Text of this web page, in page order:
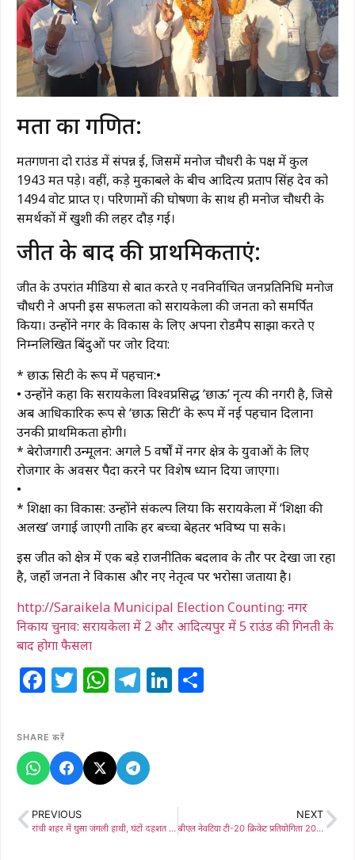
​मतों का गणित:
मतगणना दो राउंड में संपन्न हुई, जिसमें मनोज चौधरी के पक्ष में कुल
1943 मत पड़े। वहीं, कड़े मुकाबले के बीच आदित्य प्रताप सिंह देव को
1494 वोट प्राप्त हुए। परिणामों की घोषणा के साथ ही मनोज चौधरी के
समर्थकों में खुशी की लहर दौड़ गई।
​जीत के बाद की प्राथमिकताएं:
जीत के उपरांत मीडिया से बात करते हुए नवनिर्वाचित जनप्रतिनिधि मनोज
चौधरी ने अपनी इस सफलता को सरायकेला की जनता को समर्पित
किया। उन्होंने नगर के विकास के लिए अपना रोडमैप साझा करते हुए
निम्नलिखित बिंदुओं पर जोर दिया:
* ​छाऊ सिटी के रूप में पहचान:•
• उन्होंने कहा कि सरायकेला विश्वप्रसिद्ध ‘छाऊ’ नृत्य की नगरी है, जिसे
अब आधिकारिक रूप से ‘छाऊ सिटी’ के रूप में नई पहचान दिलाना
उनकी प्राथमिकता होगी।
* ​बेरोजगारी उन्मूलन: अगले 5 वर्षों में नगर क्षेत्र के युवाओं के लिए
रोजगार के अवसर पैदा करने पर विशेष ध्यान दिया जाएगा।
•
* ​शिक्षा का विकास: उन्होंने संकल्प लिया कि सरायकेला में ‘शिक्षा की
अलख’ जगाई जाएगी ताकि हर बच्चा बेहतर भविष्य पा सके।
​इस जीत को क्षेत्र में एक बड़े राजनीतिक बदलाव के तौर पर देखा जा रहा
है, जहाँ जनता ने विकास और नए नेतृत्व पर भरोसा जताया है।
http://Saraikela Municipal Election Counting: नगर
निकाय चुनाव: सरायकेला में 2 और आदित्यपुर में 5 राउंड की गिनती के
बाद होगा फैसला
Facebook
Twitter
WhatsApp
Telegram
LinkedIn
SHARE करें
PREVIOUS
रांची शहर में घुसा जंगली हाथी, घंटों दहशत के बाद वन विभाग ने सुरक्षित जंगल की ओर खदेड़ा
NEXT
बीएल नेवटिया टी-20 क्रिकेट प्रतियोगिता 2025-26: आरके क्रिकेट अकादमी सोनुवा सेमीफाइनल में, जी एंड एस क्लब क्वार्टर फाइनल में